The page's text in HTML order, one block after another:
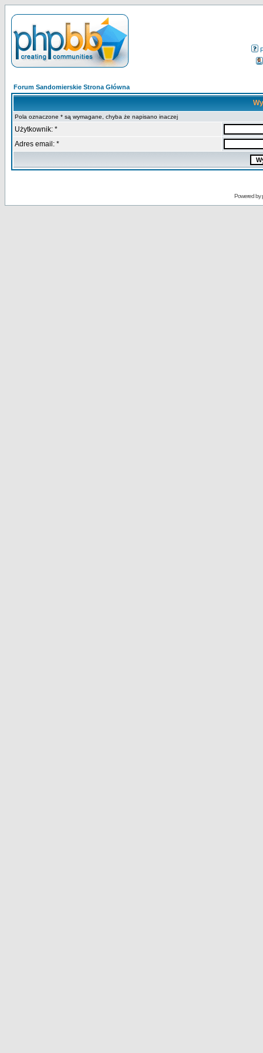
Forum Sandomierskie Strona Główna
Pola oznaczone * są wymagane, chyba że napisano inaczej
Użytkownik: *
Adres email: *
Powered by